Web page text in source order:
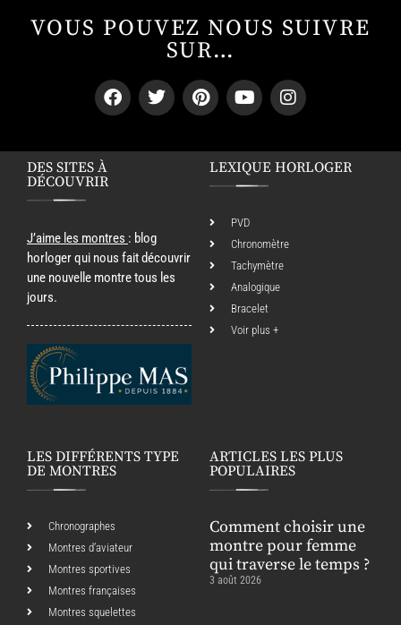
VOUS POUVEZ NOUS SUIVRE
SUR…
DES SITES À
DÉCOUVRIR
J’aime les montres : blog
horloger qui nous fait découvrir
une nouvelle montre tous les
jours.
LEXIQUE HORLOGER
PVD
Chronomètre
Tachymètre
Analogique
Bracelet
Voir plus +
LES DIFFÉRENTS TYPE
DE MONTRES
Chronographes
Montres d’aviateur
Montres sportives
Montres françaises
Montres squelettes
ARTICLES LES PLUS
POPULAIRES
Comment choisir une
montre pour femme
qui traverse le temps ?
3 août 2026